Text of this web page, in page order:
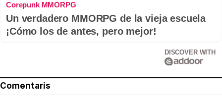
Corepunk MMORPG
Un verdadero MMORPG de la vieja escuela
¡Cómo los de antes, pero mejor!
DISCOVER WITH
Comentaris